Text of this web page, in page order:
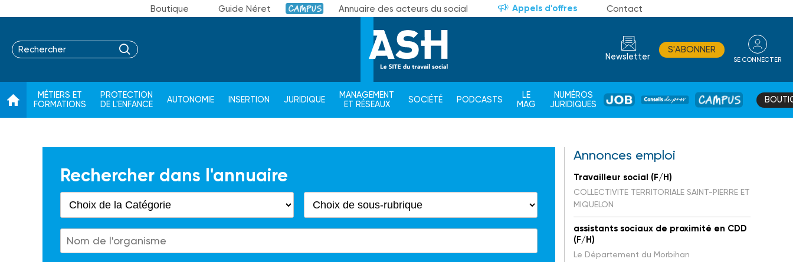
Boutique Guide Néret Campus Annuaire des acteurs du social Appels d'offres Contact
Newsletter
S'ABONNER
SE CONNECTER
MÉTIERS ET
FORMATIONS
PROTECTION
DE L'ENFANCE
AUTONOMIE INSERTION JURIDIQUE
MANAGEMENT
ET RÉSEAUX
SOCIÉTÉ PODCASTS
LE
MAG
NUMÉROS
JURIDIQUES
JOB
DE
CAMPUS
Rechercher dans l'annuaire
Annonces emploi
Travailleur social (F/H)
COLLECTIVITE TERRITORIALE SAINT-PIERRE ET
MIQUELON
assistants sociaux de proximité en CDD
(F/H)
Le Département du Morbihan